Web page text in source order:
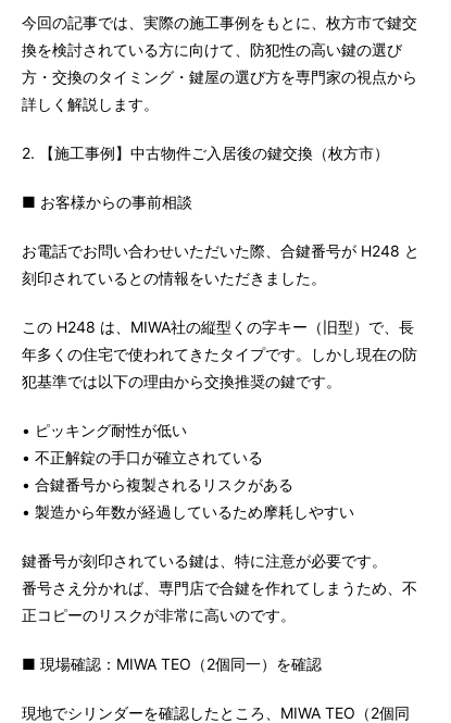
今回の記事では、実際の施工事例をもとに、枚方市で鍵交
換を検討されている方に向けて、防犯性の高い鍵の選び
方・交換のタイミング・鍵屋の選び方を専門家の視点から
詳しく解説します。
2. 【施工事例】中古物件ご入居後の鍵交換（枚方市）
■ お客様からの事前相談
お電話でお問い合わせいただいた際、合鍵番号が H248 と
刻印されているとの情報をいただきました。
この H248 は、MIWA社の縦型くの字キー（旧型）で、長
年多くの住宅で使われてきたタイプです。しかし現在の防
犯基準では以下の理由から交換推奨の鍵です。
• ピッキング耐性が低い
• 不正解錠の手口が確立されている
• 合鍵番号から複製されるリスクがある
• 製造から年数が経過しているため摩耗しやすい
鍵番号が刻印されている鍵は、特に注意が必要です。
番号さえ分かれば、専門店で合鍵を作れてしまうため、不
正コピーのリスクが非常に高いのです。
■ 現場確認：MIWA TEO（2個同一）を確認
現地でシリンダーを確認したところ、MIWA TEO（2個同